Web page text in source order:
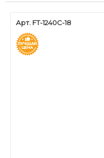
Арт. FT-1240C-18